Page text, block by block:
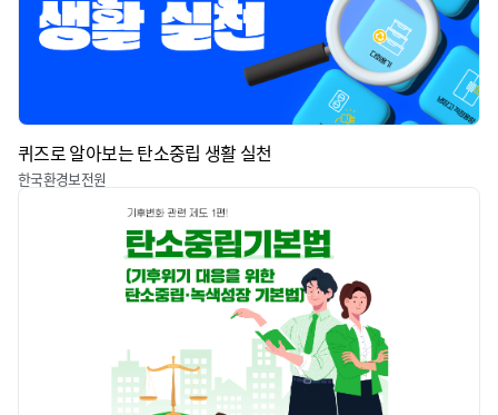
퀴즈로 알아보는 탄소중립 생활 실천
한국환경보전원